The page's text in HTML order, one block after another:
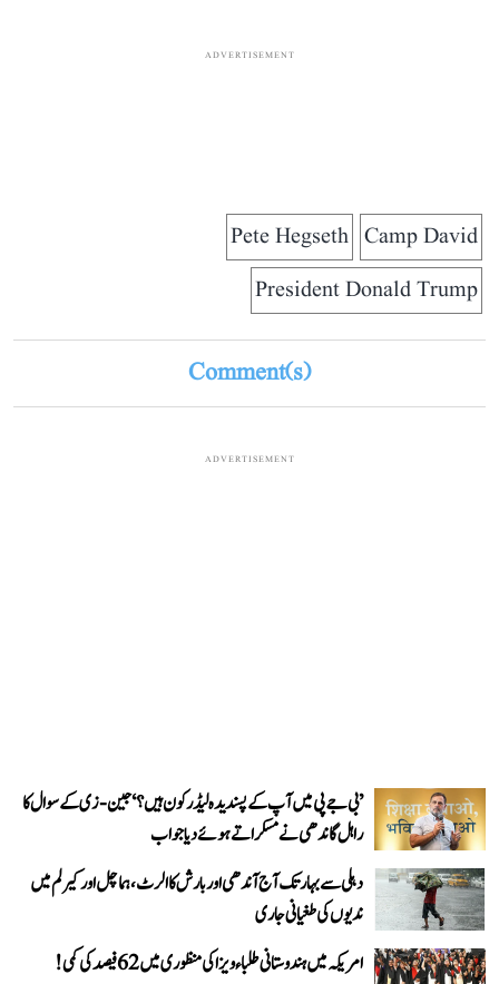
ADVERTISEMENT
Camp David
Pete Hegseth
President Donald Trump
Comment(s)
ADVERTISEMENT
’بی جے پی میں آپ کے پسندیدہ لیڈر کون ہیں؟‘ جین-زی کے سوال کا
راہل گاندھی نے مسکراتے ہوئے دیا جواب
دہلی سے بہار تک آج آندھی اور بارش کا الرٹ، ہماچل اور کیرلم میں
ندیوں کی طغیانی جاری
امریکہ میں ہندوستانی طلباء ویزا کی منظوری میں 62 فیصد کی کمی!